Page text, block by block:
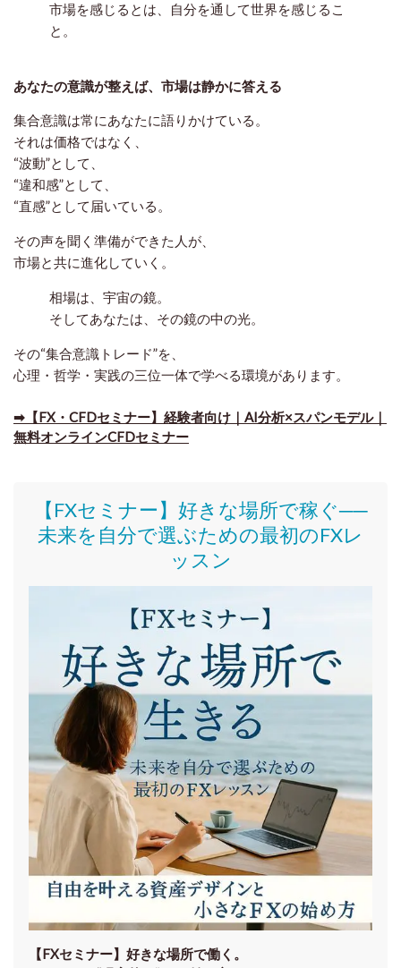
市場を感じるとは、自分を通して世界を感じるこ
と。
あなたの意識が整えば、市場は静かに答える
集合意識は常にあなたに語りかけている。
それは価格ではなく、
“波動”として、
“違和感”として、
“直感”として届いている。
その声を聞く準備ができた人が、
市場と共に進化していく。
相場は、宇宙の鏡。
そしてあなたは、その鏡の中の光。
その“集合意識トレード”を、
心理・哲学・実践の三位一体で学べる環境があります。
➡【FX・CFDセミナー】経験者向け｜AI分析×スパンモデル｜
無料オンラインCFDセミナー
【FXセミナー】好きな場所で稼ぐ──
未来を自分で選ぶための最初のFXレ
ッスン
【FXセミナー】 好きな場所で働く。